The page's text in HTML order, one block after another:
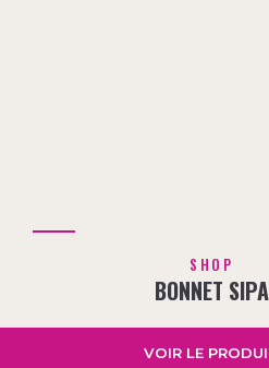
SHOP
BONNET SIPA
VOIR LE